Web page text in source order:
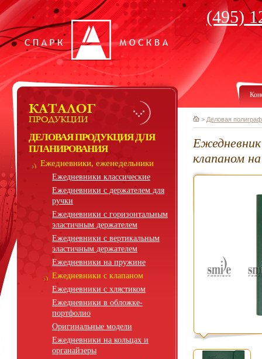
(495)
ДЕЛОВАЯ ПРОДУКЦИЯ ДЛЯ
ПЛАНИРОВАНИЯ
Ежедневники, еженедельники
Ежедневники классические
Ежедневники с держателем для
ручки
Ежедневники с горизонтальным
эластичным держателем
Ежедневники с вертикальным
эластичным держателем
Ежедневники на пружине
Ежедневники с клапаном
Ежедневники с хлястиком
Ежедневники в обложке-
портфолио
Оригинальные модели
Ежедневники на кольцах и
органайзеры
> Деловая
клапаном